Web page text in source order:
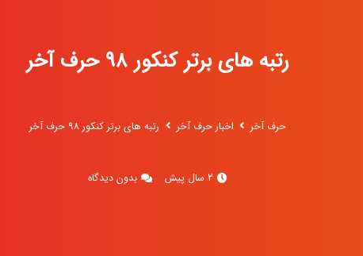
رتبه های برتر کنکور 98 حرف آخر
حرف آخر اخبار حرف آخر رتبه های برتر کنکور 98 حرف آخر
2 سال پیش بدون دیدگاه